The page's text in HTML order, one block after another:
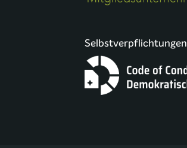
Selbstverpflichtungen